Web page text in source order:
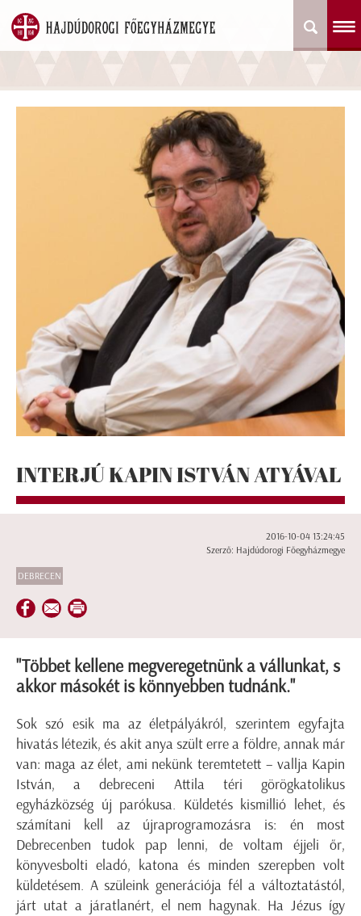
INTERJÚ KAPIN ISTVÁN ATYÁVAL
2016-10-04 13:24:45
Szerző: Hajdúdorogi Főegyházmegye
DEBRECEN
"Többet kellene megveregetnünk a vállunkat, s
akkor másokét is könnyebben tudnánk."
Sok szó esik ma az életpályákról, szerintem egyfajta
hivatás létezik, és akit anya szült erre a földre, annak már
van: maga az élet, ami nekünk teremtetett – vallja Kapin
István, a debreceni Attila téri görögkatolikus
egyházközség új parókusa. Küldetés kismillió lehet, és
számítani kell az újraprogramozásra is: én most
Debrecenben tudok pap lenni, de voltam éjjeli őr,
könyvesbolti eladó, katona és minden szerepben volt
küldetésem. A szüleink generációja fél a változtatástól,
járt utat a járatlanért, el nem hagynak. Ha Jézus így